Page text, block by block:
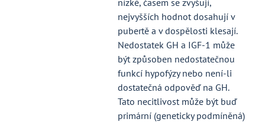
nejvyšších hodnot dosahují v
pubertě a v dospělosti klesají.
Nedostatek GH a IGF-1 může
být způsoben nedostatečnou
funkcí hypofýzy nebo není-li
dostatečná odpověď na GH.
Tato necitlivost může být buď
primární (geneticky podmíněná)